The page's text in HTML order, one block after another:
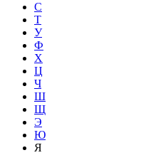
С
Т
У
Ф
Х
Ц
Ч
Ш
Щ
Э
Ю
Я